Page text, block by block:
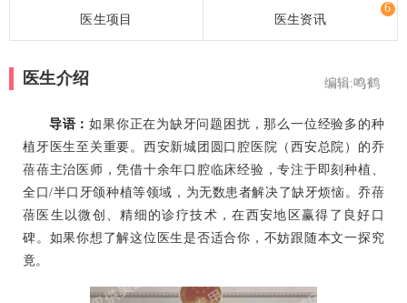
医生项目 医生资讯
6
医生介绍 编辑:鸣鹤
导语：如果你正在为缺牙问题困扰，那么一位经验多的种
植牙医生至关重要。西安新城团圆口腔医院（西安总院）的乔
蓓蓓主治医师，凭借十余年口腔临床经验，专注于即刻种植、
全口/半口牙颌种植等领域，为无数患者解决了缺牙烦恼。乔蓓
蓓医生以微创、精细的诊疗技术，在西安地区赢得了良好口
碑。如果你想了解这位医生是否适合你，不妨跟随本文一探究
竟。